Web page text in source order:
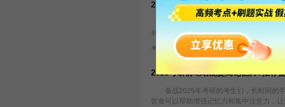
2025考研前吃什么补脑增强记忆?推
备战2025年考研的考生们，除了长时间
补脑和增强记忆的食物，可以让大脑保持
来源 : 12月04日 08:07 关键字 : 考研作
2025考研前吃啥能提高记忆力?推荐
备战2025年考研的考生们，长时间的学
饮食可以帮助增强记忆力和集中注意力，